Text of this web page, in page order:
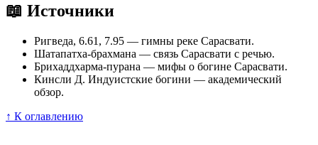
📖 Источники
Ригведа, 6.61, 7.95 — гимны реке Сарасвати.
Шатапатха-брахмана — связь Сарасвати с речью.
Брихаддхарма-пурана — мифы о богине Сарасвати.
Кинсли Д. Индуистские богини — академический
обзор.
↑ К оглавлению